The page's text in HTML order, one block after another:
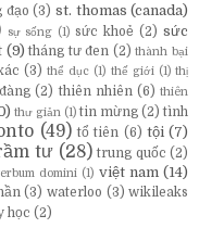
đạo (3) st. thomas (canada)
sự sống (1) sức khoẻ (2) sức
(9) tháng tư đen (2) thành bại
(3) thể dục (1) thế giới (1) thị
(2) thiên nhiên (6) thiên
thư giản (1) tin mừng (2) tình
(49) tổ tiên (6) tội (7)
tư (28) trung quốc (2)
domini (1) việt nam (14)
(3) waterloo (3) wikileaks
học (2)